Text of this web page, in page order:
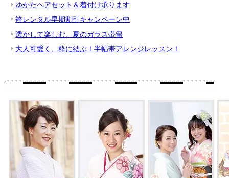
ゆかたヘアセット＆着付け承ります
袴レンタル早期割引キャンペーン中
透かして楽しむ、夏のガラス帯留
大人可愛く、粋に結ぶ！半幅帯アレンジレッスン！